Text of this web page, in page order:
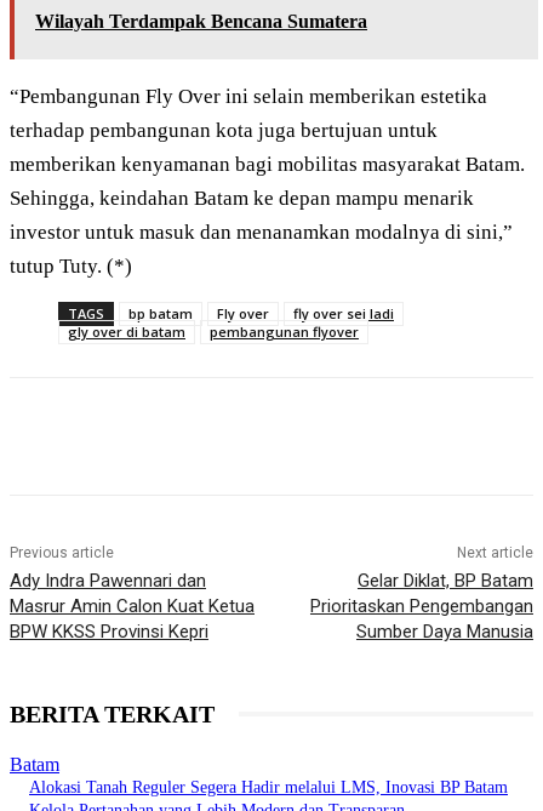
Wilayah Terdampak Bencana Sumatera
“Pembangunan Fly Over ini selain memberikan estetika
terhadap pembangunan kota juga bertujuan untuk
memberikan kenyamanan bagi mobilitas masyarakat Batam.
Sehingga, keindahan Batam ke depan mampu menarik
investor untuk masuk dan menanamkan modalnya di sini,”
tutup Tuty. (*)
TAGS bp batam Fly over
fly over sei ladi
gly over di batam
pembangunan flyover
Previous article
Ady Indra Pawennari dan
Masrur Amin Calon Kuat Ketua
BPW KKSS Provinsi Kepri
Next article
Gelar Diklat, BP Batam
Prioritaskan Pengembangan
Sumber Daya Manusia
BERITA TERKAIT
Batam
Alokasi Tanah Reguler Segera Hadir melalui LMS, Inovasi BP Batam